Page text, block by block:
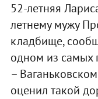
52-летняя
летнему мужу
кладбище,
одном из самых
–
оценил такой